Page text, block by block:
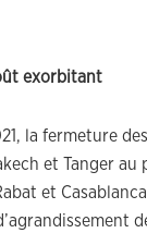
exorbitant
la fermeture
et Tanger au
et